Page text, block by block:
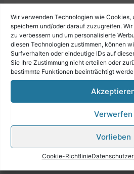
Wir verwenden Technologien wie Cookies,
speichern und/oder darauf zuzugreifen.
zu verbessern und um personalisierte
diesen Technologien zustimmen, können
Surfverhalten oder eindeutige IDs auf
Sie Ihre Zustimmung nicht erteilen oder
bestimmte Funktionen beeinträchtigt
Verwerfen
Vorlieben
Cookie-Richtlinie
PRO für 3-
Harmonikas